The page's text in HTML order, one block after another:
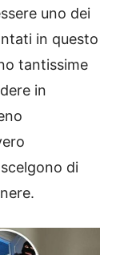
uno dei
in questo
tantissime
in
di